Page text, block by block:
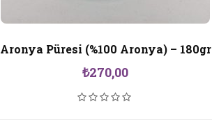
Aronya Püresi (%100 Aronya) – 180gr
₺270,00